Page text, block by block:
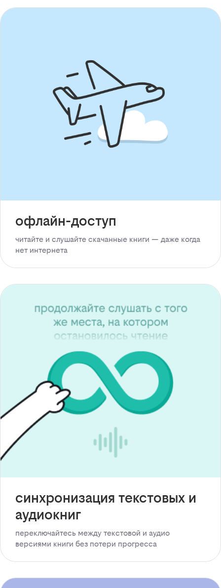
офлайн-доступ
читайте и слушайте скачанные книги — даже когда
нет интернета
синхронизация текстовых и
аудиокниг
переключайтесь между текстовой и аудио
версиями книги без потери прогресса